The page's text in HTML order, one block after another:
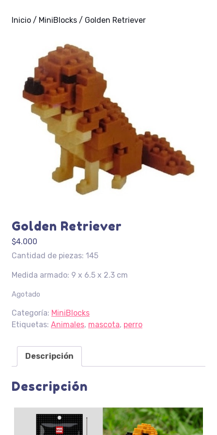
Inicio / MiniBlocks / Golden Retriever
Golden Retriever
$4.000
Cantidad de piezas: 145
Medida armado: 9 x 6.5 x 2.3 cm
Agotado
Categoría: MiniBlocks
Etiquetas: Animales, mascota, perro
Descripción
Descripción